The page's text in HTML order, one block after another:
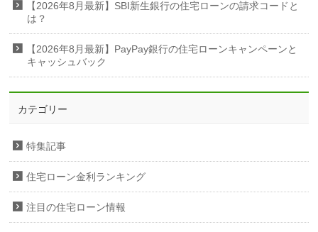
【2026年8月最新】SBI新生銀行の住宅ローンの請求コードと
は？
【2026年8月最新】PayPay銀行の住宅ローンキャンペーンと
キャッシュバック
カテゴリー
特集記事
住宅ローン金利ランキング
注目の住宅ローン情報